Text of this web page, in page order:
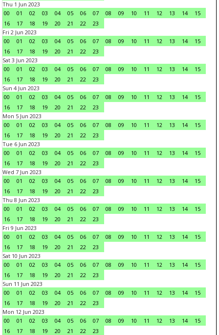
Thu 1 Jun 2023
00
01 02 03 04 05 06 07 08 09 10 11 12 13 14
15
16
17 18 19 20 21 22
23
Fri 2 Jun 2023
00
01 02 03 04 05 06 07 08 09 10 11 12 13 14
15
16
17 18 19 20 21 22
23
Sat 3 Jun 2023
00
01 02 03 04 05 06 07 08 09 10 11 12 13 14
15
16
17 18 19 20 21 22
23
Sun 4 Jun 2023
00
01 02 03 04 05 06 07 08 09 10 11 12 13 14
15
16
17 18 19 20 21 22
23
Mon 5 Jun 2023
00
01 02 03 04 05 06 07 08 09 10 11 12 13 14
15
16
17 18 19 20 21 22
23
Tue 6 Jun 2023
00
01 02 03 04 05 06 07 08 09 10 11 12 13 14
15
16
17 18 19 20 21 22
23
Wed 7 Jun 2023
00
01 02 03 04 05 06 07 08 09 10 11 12 13 14
15
16
17 18 19 20 21 22
23
Thu 8 Jun 2023
00
01 02 03 04 05 06 07 08 09 10 11 12 13 14
15
16
17 18 19 20 21 22
23
Fri 9 Jun 2023
00
01 02 03 04 05 06 07 08 09 10 11 12 13 14
15
16
17 18 19 20 21 22
23
Sat 10 Jun 2023
00
01 02 03 04 05 06 07 08 09 10 11 12 13 14
15
16
17 18 19 20 21 22
23
Sun 11 Jun 2023
00
01 02 03 04 05 06 07 08 09 10 11 12 13 14
15
16
17 18 19 20 21 22
23
Mon 12 Jun 2023
00
01 02 03 04 05 06 07 08 09 10 11 12 13 14
15
16
17 18 19 20 21 22
23